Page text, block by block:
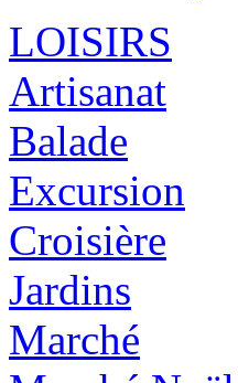
LOISIRS
Artisanat
Balade
Excursion
Croisière
Jardins
Marché